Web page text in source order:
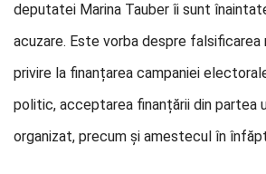
deputatei Marina Tauber îi sunt
acuzare. Este vorba despre
privire la finanțarea campaniei
politic, acceptarea finanțării din partea
organizat, precum și amestecul în